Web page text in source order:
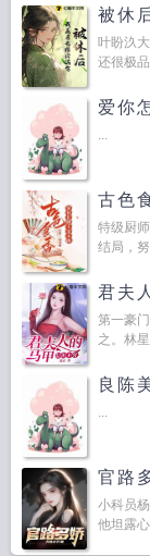
被休
叶盼汣
还很极
爱你
...
古色
特级厨
结局，
君夫
第一豪
之。林
良陈
...
官路
小科员
他坦露